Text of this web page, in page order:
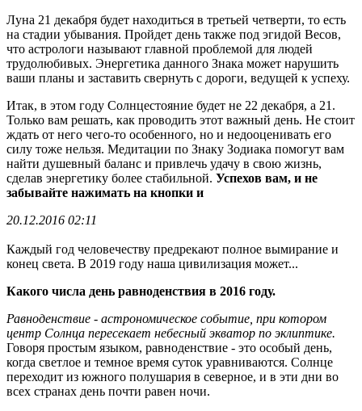
Луна 21 декабря будет находиться в третьей четверти, то есть
на стадии убывания. Пройдет день также под эгидой Весов,
что астрологи называют главной проблемой для людей
трудолюбивых. Энергетика данного Знака может нарушить
ваши планы и заставить свернуть с дороги, ведущей к успеху.
Итак, в этом году Солнцестояние будет не 22 декабря, а 21.
Только вам решать, как проводить этот важный день. Не стоит
ждать от него чего-то особенного, но и недооценивать его
силу тоже нельзя. Медитации по Знаку Зодиака помогут вам
найти душевный баланс и привлечь удачу в свою жизнь,
сделав энергетику более стабильной. Успехов вам, и не
забывайте нажимать на кнопки и
20.12.2016 02:11
Каждый год человечеству предрекают полное вымирание и
конец света. В 2019 году наша цивилизация может...
Какого числа день равноденствия в 2016 году.
Равноденствие - астрономическое событие, при котором
центр Солнца пересекает небесный экватор по эклиптике.
Говоря простым языком, равноденствие - это особый день,
когда светлое и темное время суток уравниваются. Солнце
переходит из южного полушария в северное, и в эти дни во
всех странах день почти равен ночи.